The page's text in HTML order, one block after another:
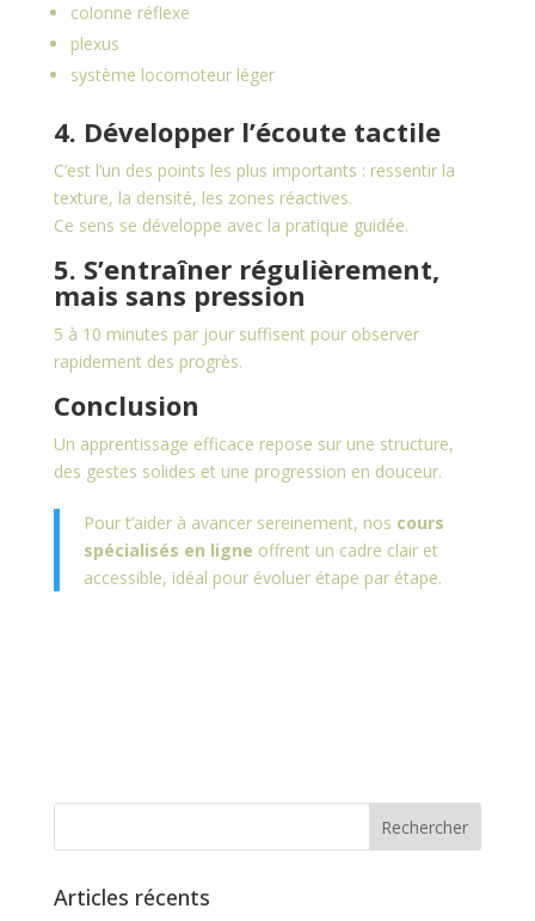
colonne réflexe
plexus
système locomoteur léger
4. Développer l’écoute tactile
C’est l’un des points les plus importants : ressentir la
texture, la densité, les zones réactives.
Ce sens se développe avec la pratique guidée.
5. S’entraîner régulièrement,
mais sans pression
5 à 10 minutes par jour suffisent pour observer
rapidement des progrès.
Conclusion
Un apprentissage efficace repose sur une structure,
des gestes solides et une progression en douceur.
Pour t’aider à avancer sereinement, nos cours
spécialisés en ligne offrent un cadre clair et
accessible, idéal pour évoluer étape par étape.
Articles récents